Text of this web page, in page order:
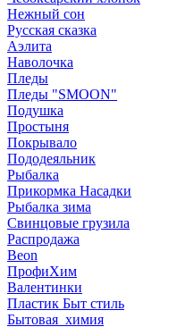
Нежный сон
Русская сказка
Аэлита
Наволочка
Пледы
Пледы "SMOON"
Подушка
Простыня
Покрывало
Пододеяльник
Рыбалка
Прикормка Насадки
Рыбалка зима
Свинцовые грузила
Распродажа
Beon
ПрофиХим
Валентинки
Пластик Быт стиль
Бытовая_химия